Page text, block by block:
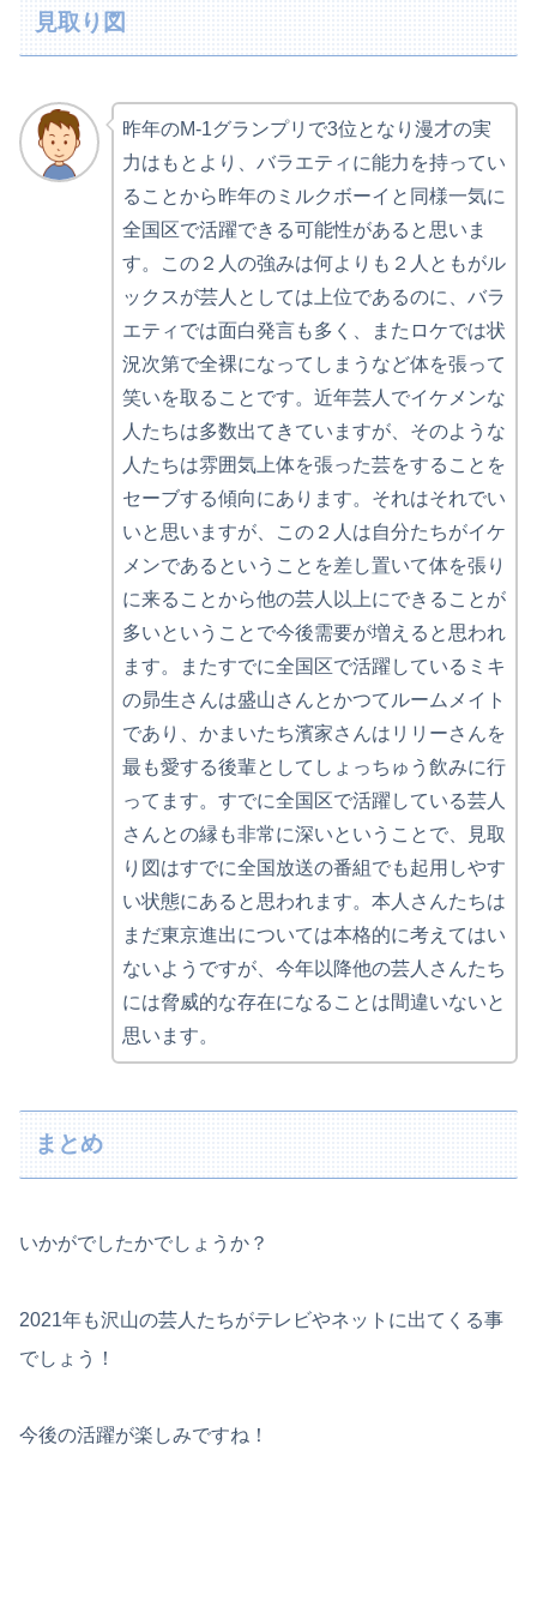
見取り図
昨年のM-1グランプリで3位となり漫才の実
力はもとより、バラエティに能力を持ってい
ることから昨年のミルクボーイと同様一気に
全国区で活躍できる可能性があると思いま
す。この２人の強みは何よりも２人ともがル
ックスが芸人としては上位であるのに、バラ
エティでは面白発言も多く、またロケでは状
況次第で全裸になってしまうなど体を張って
笑いを取ることです。近年芸人でイケメンな
人たちは多数出てきていますが、そのような
人たちは雰囲気上体を張った芸をすることを
セーブする傾向にあります。それはそれでい
いと思いますが、この２人は自分たちがイケ
メンであるということを差し置いて体を張り
に来ることから他の芸人以上にできることが
多いということで今後需要が増えると思われ
ます。またすでに全国区で活躍しているミキ
の昴生さんは盛山さんとかつてルームメイト
であり、かまいたち濱家さんはリリーさんを
最も愛する後輩としてしょっちゅう飲みに行
ってます。すでに全国区で活躍している芸人
さんとの縁も非常に深いということで、見取
り図はすでに全国放送の番組でも起用しやす
い状態にあると思われます。本人さんたちは
まだ東京進出については本格的に考えてはい
ないようですが、今年以降他の芸人さんたち
には脅威的な存在になることは間違いないと
思います。
まとめ
いかがでしたかでしょうか？
2021年も沢山の芸人たちがテレビやネットに出てくる事
でしょう！
今後の活躍が楽しみですね！